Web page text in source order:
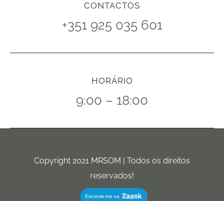
CONTACTOS
+351 925 035 601
HORÁRIO
9:00 – 18:00
Copyright 2021 MRSOM | Todos os direitos
reservados!